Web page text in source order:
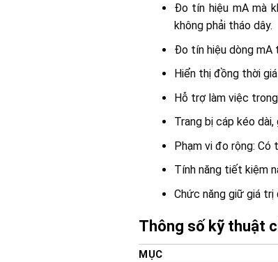
Đo tín hiệu mA mà
không phải tháo dây.
Đo tín hiệu dòng mA
Hiển thị đồng thời
Hỗ trợ làm việc
Trang bị cáp kéo
Phạm vi đo rộng:
Tính năng tiết kiệm
Chức năng giữ giá
Thông số kỹ thuật
MỤC